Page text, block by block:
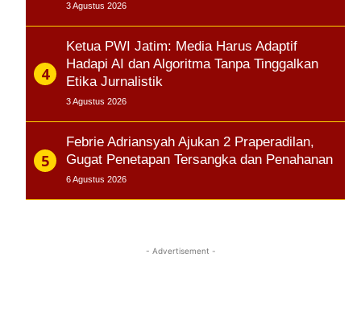
3 Agustus 2026
Ketua PWI Jatim: Media Harus Adaptif
Hadapi AI dan Algoritma Tanpa Tinggalkan
Etika Jurnalistik
3 Agustus 2026
Febrie Adriansyah Ajukan 2 Praperadilan,
Gugat Penetapan Tersangka dan Penahanan
6 Agustus 2026
- Advertisement -